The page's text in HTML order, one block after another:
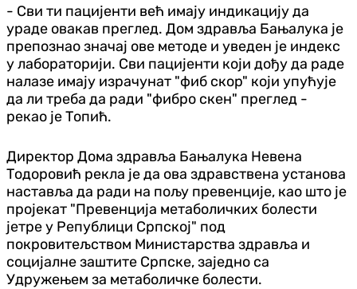
- Сви ти пацијенти већ имају индикацију да
ураде овакав преглед. Дом здравља Бањалука је
препознао значај ове методе и уведен је индекс
у лабораторији. Сви пацијенти који дођу да раде
налазе имају израчунат "фиб скор" који упућује
да ли треба да ради "фибро скен" преглед -
рекао је Топић.
Директор Дома здравља Бањалука Невена
Тодоровић рекла је да ова здравствена установа
наставља да ради на пољу превенције, као што је
пројекат "Превенција метаболичких болести
јетре у Републици Српској" под
покровитељством Министарства здравља и
социјалне заштите Српске, заједно са
Удружењем за метаболичке болести.